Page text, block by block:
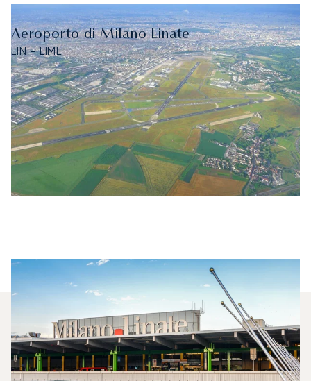
Aeroporto di Milano Linate
LIN - LIML
Quali Jet Privati Vengono
Noleggiati Più